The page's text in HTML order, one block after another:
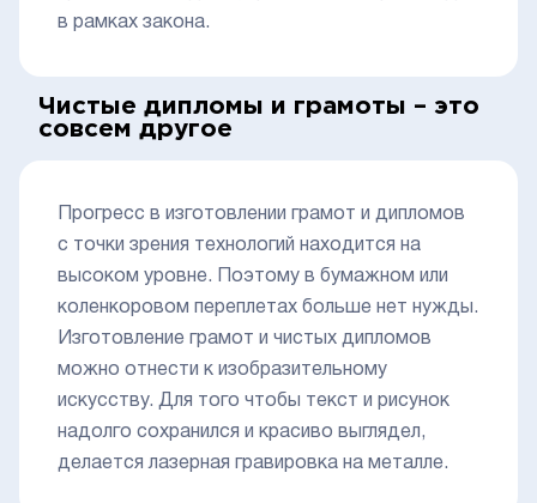
в рамках закона.
Чистые дипломы и грамоты – это
совсем другое
Прогресс в изготовлении грамот и дипломов
с точки зрения технологий находится на
высоком уровне. Поэтому в бумажном или
коленкоровом переплетах больше нет нужды.
Изготовление грамот и чистых дипломов
можно отнести к изобразительному
искусству. Для того чтобы текст и рисунок
надолго сохранился и красиво выглядел,
делается лазерная гравировка на металле.